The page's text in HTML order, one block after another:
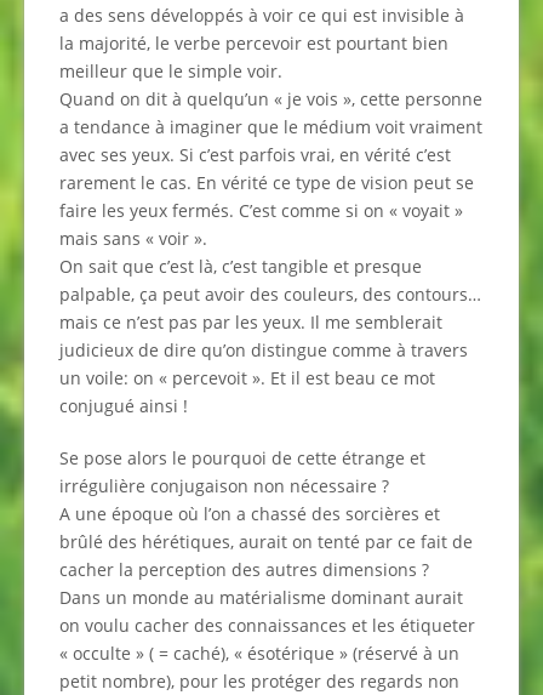
a des sens développés à voir ce qui est invisible à
la majorité, le verbe percevoir est pourtant bien
meilleur que le simple voir.
Quand on dit à quelqu’un « je vois », cette personne
a tendance à imaginer que le médium voit vraiment
avec ses yeux. Si c’est parfois vrai, en vérité c’est
rarement le cas. En vérité ce type de vision peut se
faire les yeux fermés. C’est comme si on « voyait »
mais sans « voir ».
On sait que c’est là, c’est tangible et presque
palpable, ça peut avoir des couleurs, des contours…
mais ce n’est pas par les yeux. Il me semblerait
judicieux de dire qu’on distingue comme à travers
un voile: on « percevoit ». Et il est beau ce mot
conjugué ainsi !
Se pose alors le pourquoi de cette étrange et
irrégulière conjugaison non nécessaire ?
A une époque où l’on a chassé des sorcières et
brûlé des hérétiques, aurait on tenté par ce fait de
cacher la perception des autres dimensions ?
Dans un monde au matérialisme dominant aurait
on voulu cacher des connaissances et les étiqueter
« occulte » ( = caché), « ésotérique » (réservé à un
petit nombre), pour les protéger des regards non